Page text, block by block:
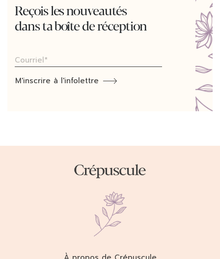
Reçois les nouveautés
dansta boîte de réception
M'inscrire à l'infolettre